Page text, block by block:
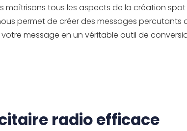
maîtrisons tous les aspects de la création
permet de créer des messages percutants
message en un véritable outil de
radio efficace